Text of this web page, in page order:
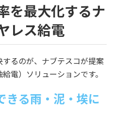
を最大化するナ
レス給電
るのが、ナブテスコが提案
電）ソリューションです。
きる雨・泥・埃に